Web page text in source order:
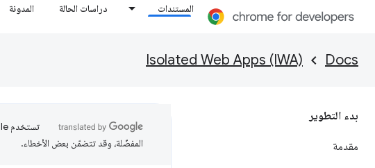
المستندات دراسات الحالة المدونة
Docs
Isolated Web Apps (IWA)
بدء التطوير
مقدمة
المفضّلة، وقد تتضمّن بعض الأخطاء.